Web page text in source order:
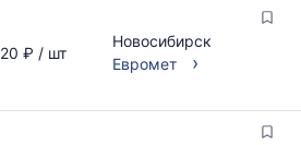
₽ / шт
Новосибирск
Евромет
›